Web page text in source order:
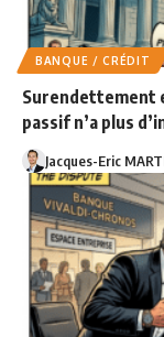
BANQUE / CRÉDIT
Surendettement
passif n’a plus
Jacques-Eric